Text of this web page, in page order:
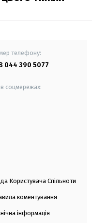
телефону:
044 390 5077
соцмережах:
Користувача Спільноти
коментування
інформація